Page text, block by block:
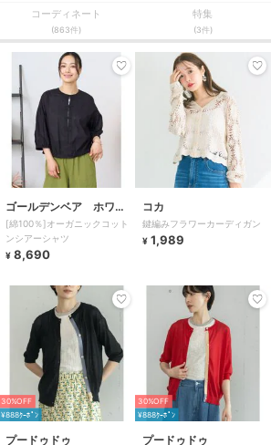
コーディネート
(863件)
特集
(3件)
ゴールデンベア ホワイ
トレーベル
[綿100％]オーガニックコット
ンシアーシャツ
¥ 8,690
コカ
鍵編みフラワーカーディガン
¥ 1,989
30%OFF
¥888ｸｰﾎﾟﾝ
プードゥドゥ
30%OFF
¥888ｸｰﾎﾟﾝ
プードゥドゥ